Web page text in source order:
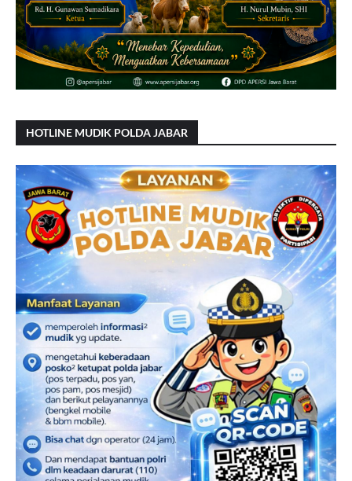
HOTLINE MUDIK POLDA JABAR